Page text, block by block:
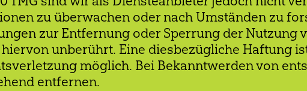
zu überwachen oder nach Umständen zu
zur Entfernung oder Sperrung der Nutzung
unberührt. Eine diesbezügliche Haftung
möglich. Bei Bekanntwerden von
entfernen.